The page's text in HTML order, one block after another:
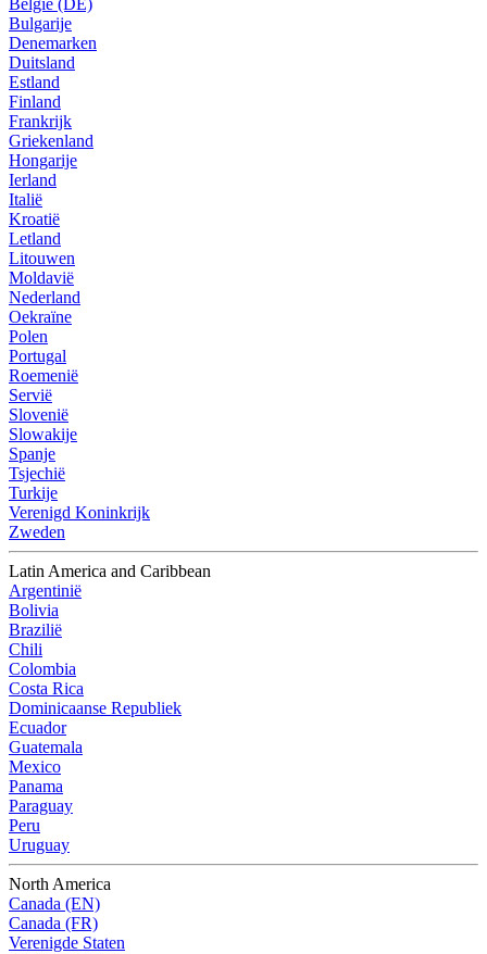
België (DE)
Bulgarije
Denemarken
Duitsland
Estland
Finland
Frankrijk
Griekenland
Hongarije
Ierland
Italië
Kroatië
Letland
Litouwen
Moldavië
Nederland
Oekraïne
Polen
Portugal
Roemenië
Servië
Slovenië
Slowakije
Spanje
Tsjechië
Turkije
Verenigd Koninkrijk
Zweden
Latin America and Caribbean
Argentinië
Bolivia
Brazilië
Chili
Colombia
Costa Rica
Dominicaanse Republiek
Ecuador
Guatemala
Mexico
Panama
Paraguay
Peru
Uruguay
North America
Canada (EN)
Canada (FR)
Verenigde Staten